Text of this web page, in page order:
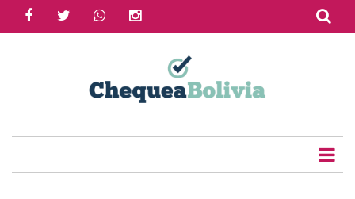
facebooktwitter whatsapp